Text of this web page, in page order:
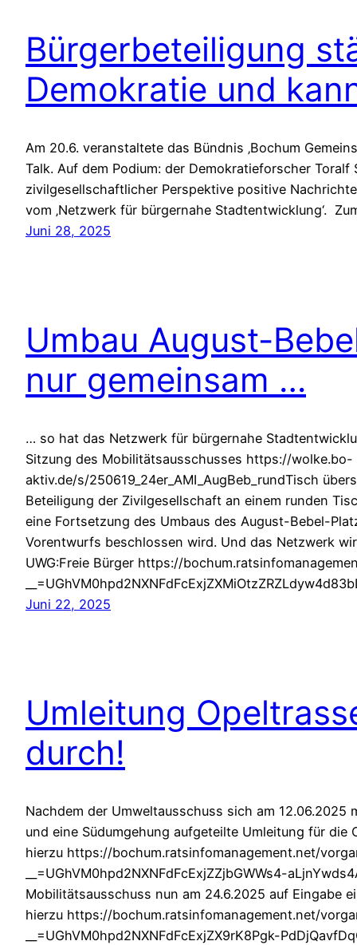
Bürgerbeteiligung
Demokratie und
Am 20.6. veranstaltete das Bündnis ‚Bochum
Talk. Auf dem Podium: der Demokratieforscher
zivilgesellschaftlicher Perspektive positive
vom ‚Netzwerk für bürgernahe Stadtentwicklung‘.
Juni 28, 2025
Umbau August-
nur gemeinsam …
… so hat das Netzwerk für bürgernahe
Sitzung des Mobilitätsausschusses https://wolke.bo-
aktiv.de/s/250619_24er_AMI_AugBeb_rundTisch
Beteiligung der Zivilgesellschaft an einem runden
eine Fortsetzung des Umbaus des August-Bebel-
Vorentwurfs beschlossen wird. Und das Netzwerk
UWG:Freie Bürger https://
Juni 22, 2025
Umleitung
durch!
Nachdem der Umweltausschuss sich am
und eine Südumgehung aufgeteilte Umleitung für die
hierzu https://bochum.ratsinfomanagement.net/
__=UGhVM0hpd2NXNFdFcExjZZjbGWWs4-
Mobilitätsausschuss nun am 24.6.2025 auf Eingabe
hierzu https://bochum.ratsinfomanagement.net/
__=UGhVM0hpd2NXNFdFcExjZX9rK8Pgk-